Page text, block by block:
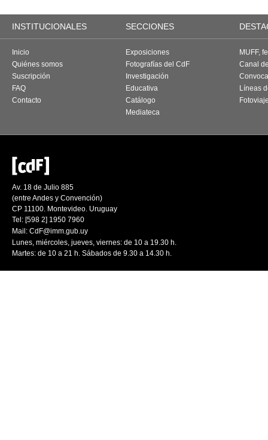
INSTITUCIONALES SECCIONES
Inicio
Quiénes somos
Suscripción
FAQ
Contacto
Exposiciones
Fotografías del CdF
Investigación
Educativa
Catálogo
Mediateca
MUFF,
Canal
Líneas
Av. 18 de Julio 885
(entre Andes y Convención)
CP 11100. Montevideo. Uruguay
Tel: [598 2] 1950 7960
Mail: CdF@imm.gub.uy
Lunes, miércoles, jueves, viernes: de 10 a 19.30 h.
Martes: de 10 a 21 h. Sábados de 9.30 a 14.30 h.